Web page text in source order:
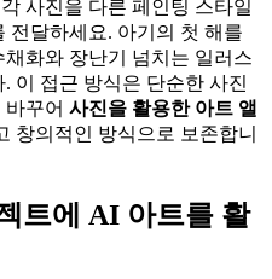
사진을 다른 페인팅 스타일
전달하세요. 아기의 첫 해를
화와 장난기 넘치는 일러스
이 접근 방식은 단순한 사진
꾸어 사진을 활용한 아트 앨
창의적인 방식으로 보존합니
트에 AI 아트를 활